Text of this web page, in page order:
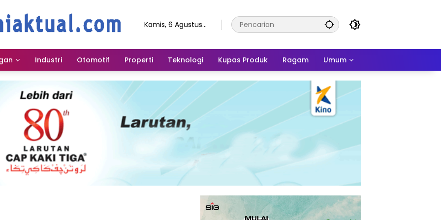
Kamis, 6 Agustus
Industri Otomotif Properti Teknologi Kupas Produk Ragam Umum